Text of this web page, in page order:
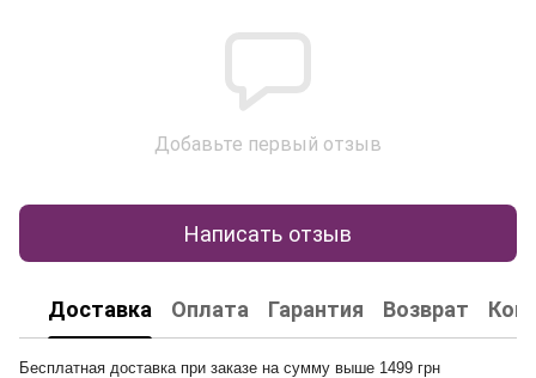
Добавьте первый отзыв
Написать отзыв
Доставка Оплата Гарантия Возврат
Бесплатная доставка при заказе на сумму выше 1499 грн